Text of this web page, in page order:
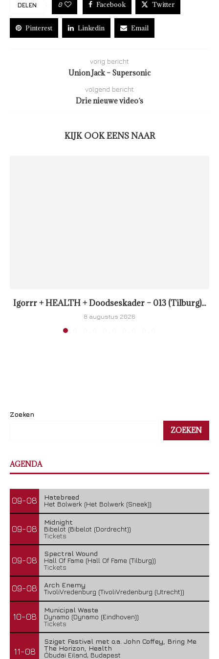
DELEN 0 Facebook Twitter
Pinterest Linkedin Email
vorig bericht
Union Jack – Supersonic
volgend bericht
Drie nieuwe video´s
KIJK OOK EENS NAAR
Igorrr + HEALTH + Doodseskader – 013 (Tilburg)...
8 augustus 2026
Zoeken
ZOEKEN
AGENDA
09-08
Hatebreed
Het Bolwerk (Het Bolwerk (Sneek))
09-08
Midnight
Bibelot (Bibelot (Dordrecht))
Tickets
09-08
Spectral Wound
Hall Of Fame (Hall Of Fame (Tilburg))
Tickets
09-08
Arch Enemy
TivoliVredenburg (TivoliVredenburg (Utrecht))
10-08
Municipal Waste
Dynamo (Dynamo (Eindhoven))
Tickets
11-08
Sziget Festival met o.a. John Coffey, Bring Me
The Horizon, Health
Óbudai Eiland, Budapest